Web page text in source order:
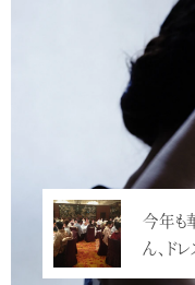
今年も
ん、ド